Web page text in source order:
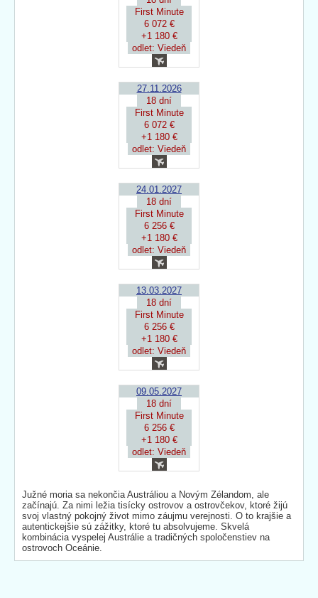
First Minute
6 072 €
+1 180 €
odlet: Viedeň
27.11.2026
18 dní
First Minute
6 072 €
+1 180 €
odlet: Viedeň
24.01.2027
18 dní
First Minute
6 256 €
+1 180 €
odlet: Viedeň
13.03.2027
18 dní
First Minute
6 256 €
+1 180 €
odlet: Viedeň
09.05.2027
18 dní
First Minute
6 256 €
+1 180 €
odlet: Viedeň
Južné moria sa nekončia Austráliou a Novým Zélandom, ale
začínajú. Za nimi ležia tisícky ostrovov a ostrovčekov, ktoré žijú
svoj vlastný pokojný život mimo záujmu verejnosti. O to krajšie a
autentickejšie sú zážitky, ktoré tu absolvujeme. Skvelá
kombinácia vyspelej Austrálie a tradičných spoločenstiev na
ostrovoch Oceánie.